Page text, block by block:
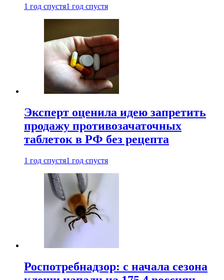
1 год спустя1 год спустя
Эксперт оценила идею запретить
продажу противозачаточных
таблеток в РФ без рецепта
1 год спустя1 год спустя
Роспотребнадзор: с начала сезона